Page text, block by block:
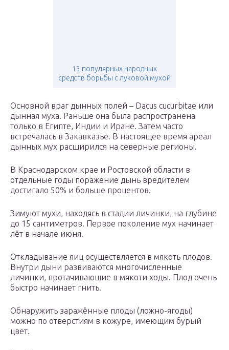
13 популярных народных
средств борьбы с луковой мухой
Основной враг дынных полей – Dacus cucurbitae или
дынная муха. Раньше она была распространена
только в Египте, Индии и Иране. Затем часто
встречалась в Закавказье. В настоящее время ареал
дынных мух расширился на северные регионы.
В Краснодарском крае и Ростовской области в
отдельные годы поражение дынь вредителем
достигало 50% и больше процентов.
Зимуют мухи, находясь в стадии личинки, на глубине
до 15 сантиметров. Первое поколение мух начинает
лёт в начале июня.
Откладывание яиц осуществляется в мякоть плодов.
Внутри дыни развиваются многочисленные
личинки, протачивающие в мякоти ходы. Плод очень
быстро начинает гнить.
Обнаружить заражённые плоды (ложно-ягоды)
можно по отверстиям в кожуре, имеющим бурый
цвет.